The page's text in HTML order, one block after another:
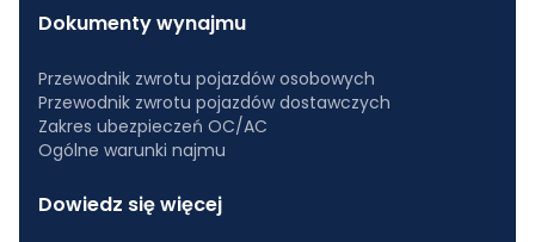
Dokumenty wynajmu
Przewodnik zwrotu pojazdów osobowych
Przewodnik zwrotu pojazdów dostawczych
Zakres ubezpieczeń OC/AC
Ogólne warunki najmu
Dowiedz się więcej